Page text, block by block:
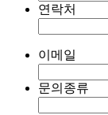
연락처
이메일
문의종류